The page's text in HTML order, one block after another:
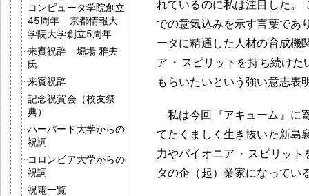
コンピュータ学院創立
45周年 京都情報大
学院大学創立5周年
来賓祝辞 堀場 雅夫
氏
来賓祝辞
記念祝賀会（校友祭
典）
ハーバード大学からの
祝詞
コロンビア大学からの
祝詞
祝電一覧
れているのに私は注目した 。
での意気込みを示す言葉であ
ータに精通した人材の育成機
ア ・ スピリットを持ち続けた
もらいたいという強い意志表
私は今回『アキューム』に
てたくましく生き抜いた新島
力やパイオニア ・ スピリット
タの企（起）業家になってい